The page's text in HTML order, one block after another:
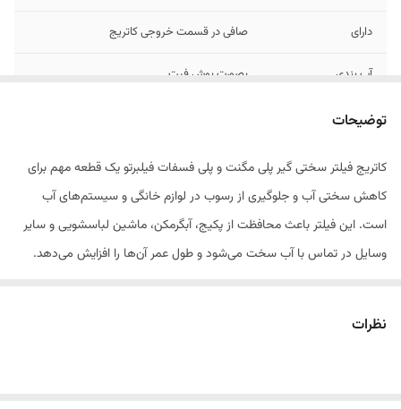
دارای صافی در قسمت خروجی کاتریج
آب بندی بصورت بوش فیت
قابل نصب
توضیحات
کاتریج فیلتر سختی گیر پلی مگنت و پلی فسفات فیلبرتو یک قطعه مهم برای
کاهش سختی آب و جلوگیری از رسوب در لوازم خانگی و سیستم‌های آب
است. این فیلتر باعث محافظت از پکیج، آبگرمکن، ماشین لباسشویی و سایر
وسایل در تماس با آب سخت می‌شود و طول عمر آن‌ها را افزایش می‌دهد.
نظرات